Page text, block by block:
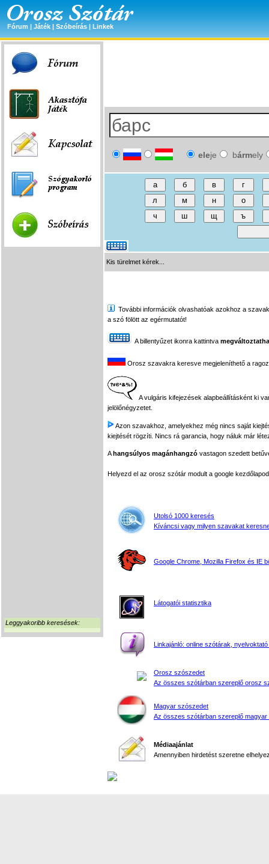
Fórum | Játék | Szóbeírás | Linkek
Leggyakoribb keresések:
eleje bármely
Kis türelmet kérek...
További információk olvashatóak azokhoz a
a szó fölött az egérmutatót!
A billentyűzet ikonra kattintva
Orosz szavakra keresve megjeleníthető a
A vulgáris kifejezések alapbeállításként ki
jelölőnégyzetet.
Azon szavakhoz, amelyekhez még nincs saját
kiejtését rögzíti. Nincs rá garancia, hogy náluk már
Ahangsúlyos magánhangzó vastagon szedett
Helyezd el az orosz szótár modult a google
Utolsó 1000 keresés
Kíváncsi vagy milyen szavakat
Google Chrome, Mozilla Firefox és IE
Látogatói statisztika
Linkajánló: online szótárak, nyelvoktató
Orosz szószedet
Az összes szótárban szereplő orosz
Magyar szószedet
Az összes szótárban szereplő magyar
Médiaajánlat
Amennyiben hirdetést szeretne